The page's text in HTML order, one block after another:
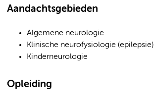
Aandachtsgebieden
Algemene neurologie
Klinische neurofysiologie (epilepsie)
Kinderneurologie
Opleiding